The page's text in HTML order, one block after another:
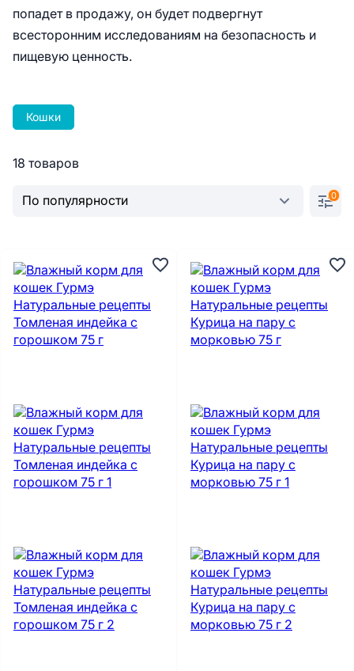
попадет в продажу, он будет подвергнут
всесторонним исследованиям на безопасность и
пищевую ценность.
Кошки
18 товаров
0